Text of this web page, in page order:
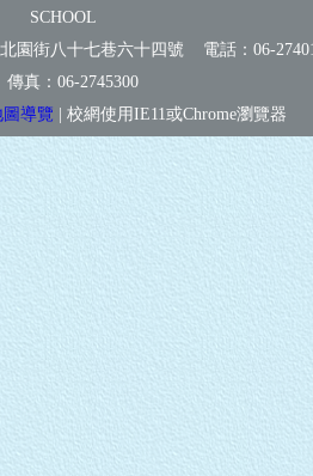
SCHOOL
北園街八十七巷六十四號 電話：06-
真： 06-2745300
圖導覽 | 校網使用IE11或Chrome瀏覽器